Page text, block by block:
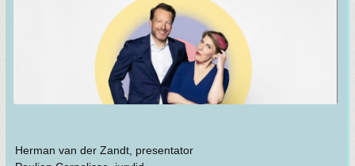
Herman van der Zandt, presentator